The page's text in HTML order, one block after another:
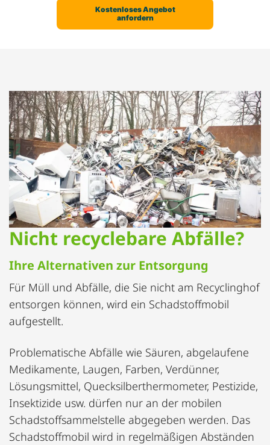
Nicht recyclebare Abfälle?
Ihre Alternativen zur Entsorgung
Für Müll und Abfälle, die Sie nicht am Recyclinghof
entsorgen können, wird ein Schadstoffmobil
aufgestellt.
Problematische Abfälle wie Säuren, abgelaufene
Medikamente, Laugen, Farben, Verdünner,
Lösungsmittel, Quecksilberthermometer, Pestizide,
Insektizide usw. dürfen nur an der mobilen
Schadstoffsammelstelle abgegeben werden. Das
Schadstoffmobil wird in regelmäßigen Abständen